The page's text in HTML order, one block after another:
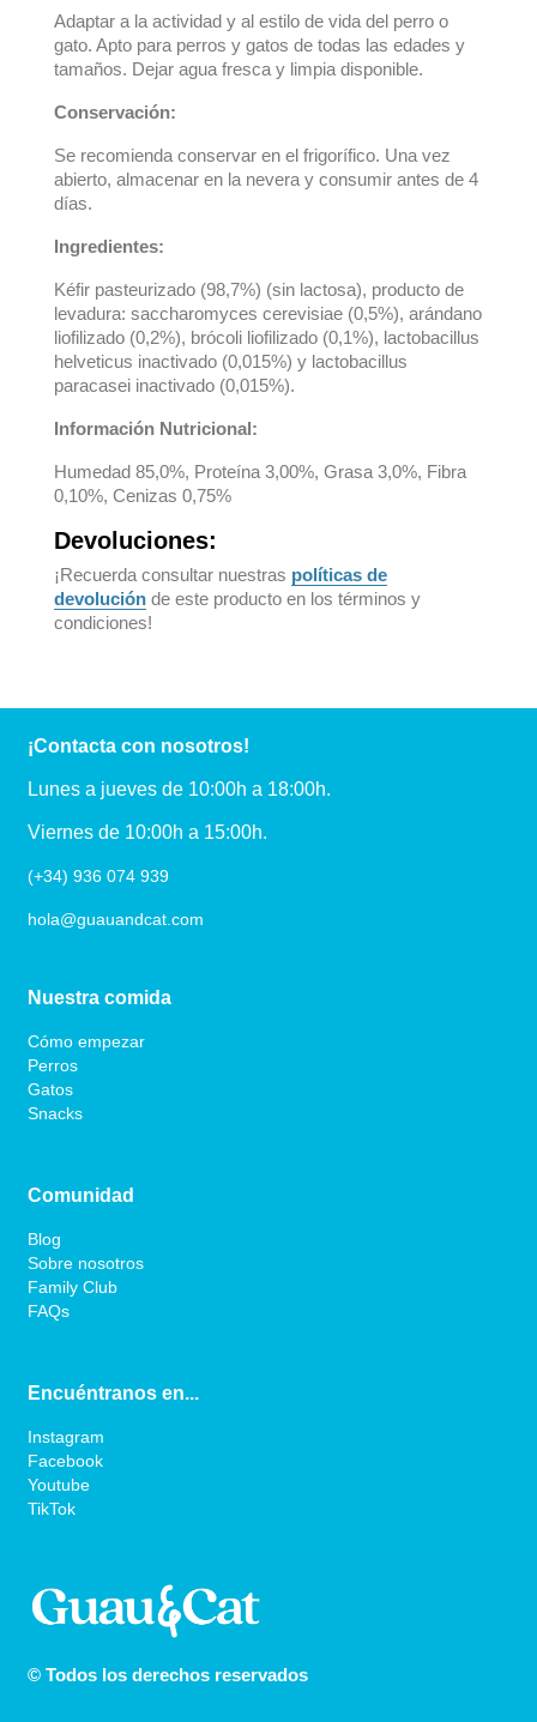
Adaptar a la actividad y al estilo de vida del perro o
gato. Apto para perros y gatos de todas las edades y
tamaños. Dejar agua fresca y limpia disponible.
Conservación:
Se recomienda conservar en el frigorífico. Una vez
abierto, almacenar en la nevera y consumir antes de 4
días.
Ingredientes:
Kéfir pasteurizado (98,7%) (sin lactosa), producto de
levadura: saccharomyces cerevisiae (0,5%), arándano
liofilizado (0,2%), brócoli liofilizado (0,1%), lactobacillus
helveticus inactivado (0,015%) y lactobacillus
paracasei inactivado (0,015%).
Información Nutricional:
Humedad 85,0%, Proteína 3,00%, Grasa 3,0%, Fibra
0,10%, Cenizas 0,75%
Devoluciones:
¡Recuerda consultar nuestras políticas de
devolución de este producto en los términos y
condiciones!
¡Contacta con nosotros!
Lunes a jueves de 10:00h a 18:00h.
Viernes de 10:00h a 15:00h.
(+34) 936 074 939
hola@guauandcat.com
Nuestra comida
Cómo empezar
Perros
Gatos
Snacks
Comunidad
Blog
Sobre nosotros
Family Club
FAQs
Encuéntranos en...
Instagram
Facebook
Youtube
TikTok
© Todos los derechos reservados